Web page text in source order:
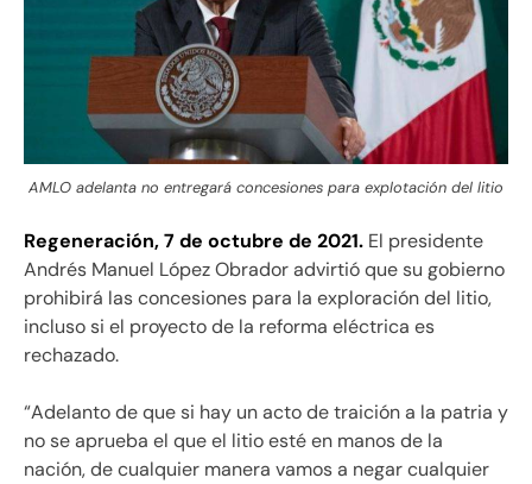
AMLO adelanta no entregará concesiones para explotación del litio
Regeneración, 7 de octubre de 2021. El presidente
Andrés Manuel López Obrador advirtió que su gobierno
prohibirá las concesiones para la exploración del litio,
incluso si el proyecto de la reforma eléctrica es
rechazado.
“Adelanto de que si hay un acto de traición a la patria y
no se aprueba el que el litio esté en manos de la
nación, de cualquier manera vamos a negar cualquier